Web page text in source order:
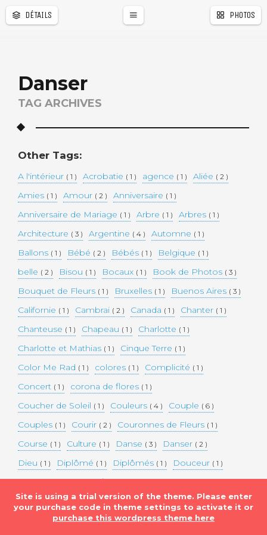
DÉTAILS PHOTOS
Danser
TAG ARCHIVES
Other Tags:
A l'intérieur ( 1 ) Acrobatie ( 1 ) agence ( 1 ) Aliée ( 2 )
Amies ( 1 ) Amour ( 2 ) Anniversaire ( 1 )
Anniversaire de Mariage ( 1 ) Arbre ( 1 ) Arbres ( 1 )
Architecture ( 3 ) Argentine ( 4 ) Automne ( 1 )
Ballons ( 1 ) Bébé ( 2 ) Bébés ( 1 ) Belgique ( 1 )
belle ( 2 ) Bisou ( 1 ) Bocaux ( 1 ) Book de Photos ( 3 )
Bouquet de Fleurs ( 1 ) Bruxelles ( 1 ) Buenos Aires ( 3 )
Californie ( 1 ) Cambrai ( 2 ) Canada ( 1 ) Chanter ( 1 )
Chanteuse ( 1 ) Chapeau ( 1 ) Charlotte ( 1 )
Charlotte et Mathias ( 1 ) Cinque Terre ( 1 )
Color Me Rad ( 1 ) colores ( 1 ) Complicité ( 1 )
Concert ( 1 ) corona de flores ( 1 )
Coucher de Soleil ( 1 ) Couleurs ( 4 ) Couple ( 6 )
Couples ( 1 ) Courir ( 2 ) Couronnes de Fleurs ( 1 )
Course ( 1 ) Culture ( 1 ) Danse ( 3 ) Danser ( 2 )
Dieu ( 1 ) Diplômé ( 1 ) Diplômés ( 1 ) Douceur ( 1 )
Eaux bleues Edifice Historique Enceinte
Etats-unis ( 2 ) Evénement ( 3 ) Evénements( 3 )
Expérimentation( 1 ) Falaise( 1 ) Famille( 2 )
Site is using a trial version of the theme. Please enter
your purchase code in theme settings to activate it or
purchase this wordpress theme here